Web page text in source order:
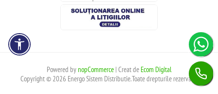
Powered bynopCommerce| Creat de Ecom Digital
Copyright © 2026 Energo Sistem Distributie.Toate drepturile rezervate.